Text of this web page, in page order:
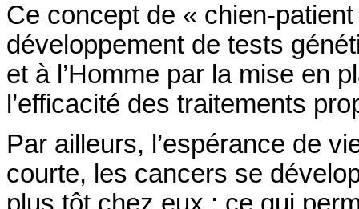
Ce concept de « chien-
développement de tests
et à l’Homme par la mise en
l’efficacité des traitements
Par ailleurs, l’espérance de
courte, les cancers se